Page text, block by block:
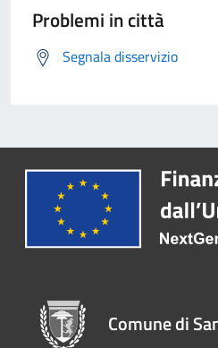
Problemi in città
Segnala disservizio
Comune di